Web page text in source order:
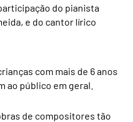
do pianista
e do cantor lírico
com mais de 6 anos
ao público em geral.
de compositores tão